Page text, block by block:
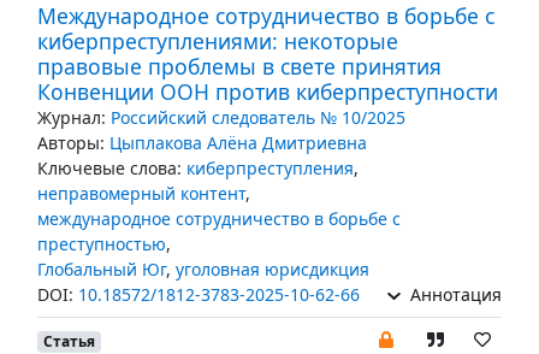
Международное сотрудничество в борьбе с
киберпреступлениями: некоторые
правовые проблемы в свете принятия
Конвенции ООН против киберпреступности
Журнал: Российский следователь № 10/2025
Авторы: Цыплакова Алёна Дмитриевна
Ключевые слова: киберпреступления,
неправомерный контент,
международное сотрудничество в борьбе с
преступностью,
Глобальный Юг, уголовная юрисдикция
DOI: 10.18572/1812-3783-2025-10-62-66 Аннотация
Статья